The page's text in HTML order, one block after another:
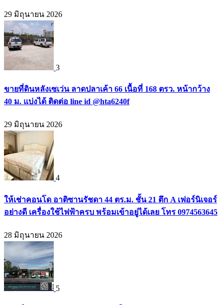
29 มิถุนายน 2026
3
ขายที่ดินหลังเซเว่น ลาดปลาเค้า 66 เนื้อที่ 168 ตรว. หน้ากว้าง
40 ม. แบ่งได้ ติดต่อ line id @hta6240f
29 มิถุนายน 2026
4
ให้เช่าคอนโด อาติซานรัชดา 44 ตร.ม. ชั้น 21 ตึก A เฟอร์นิเจอร์
อย่างดี เครื่องใช้ไฟฟ้าครบ พร้อมเข้าอยู่ได้เลย โทร 0974563645
28 มิถุนายน 2026
5